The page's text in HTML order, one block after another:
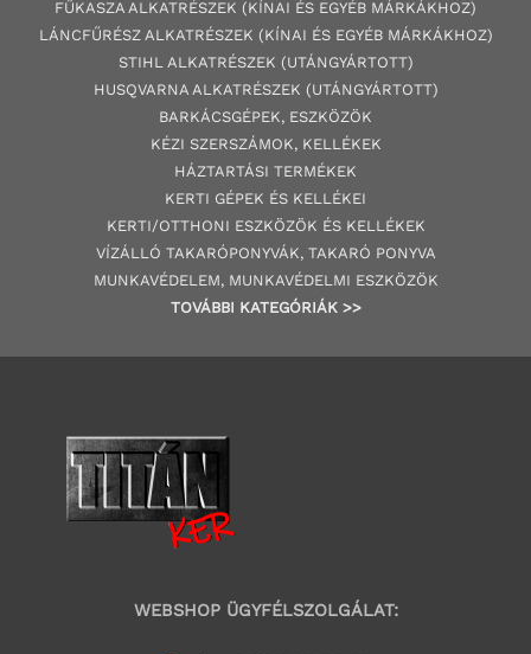
FŰKASZA ALKATRÉSZEK (KÍNAI ÉS EGYÉB MÁRKÁKHOZ)
LÁNCFŰRÉSZ ALKATRÉSZEK (KÍNAI ÉS EGYÉB MÁRKÁKHOZ)
STIHL ALKATRÉSZEK (UTÁNGYÁRTOTT)
HUSQVARNA ALKATRÉSZEK (UTÁNGYÁRTOTT)
BARKÁCSGÉPEK, ESZKÖZÖK
KÉZI SZERSZÁMOK, KELLÉKEK
HÁZTARTÁSI TERMÉKEK
KERTI GÉPEK ÉS KELLÉKEI
KERTI/OTTHONI ESZKÖZÖK ÉS KELLÉKEK
VÍZÁLLÓ TAKARÓPONYVÁK, TAKARÓ PONYVA
MUNKAVÉDELEM, MUNKAVÉDELMI ESZKÖZÖK
TOVÁBBI KATEGÓRIÁK >>
WEBSHOP ÜGYFÉLSZOLGÁLAT: